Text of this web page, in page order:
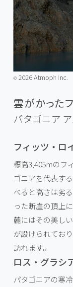
©️2026 Atmoph Inc.
雲がかった
パタゴニア
フィッツ・ロ
標高3,405mのフ
ゴニアを代表す
べると高さは劣
った断崖の頂上
麓にはその美し
が設けられてお
訪れます。
ロス・グラシ
パタゴニアの寒